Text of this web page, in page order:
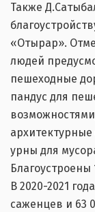
Также
«Отырар».
людей
пешеходные
пандус для
урны для
Благоустроены
В 2020-2021
саженцев и 63